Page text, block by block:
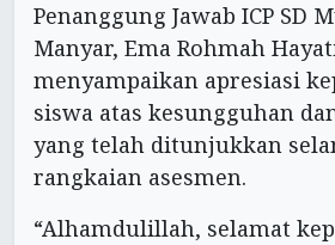
Penanggung Jawab ICP SD
Manyar, Ema Rohmah
menyampaikan apresiasi
siswa atas kesungguhan
yang telah ditunjukkan
rangkaian asesmen.
“Alhamdulillah, selamat